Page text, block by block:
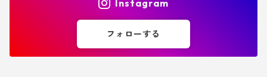
Instagram
フォローする